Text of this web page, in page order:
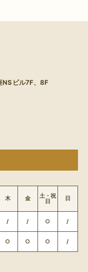
NSビル7F、8F
木 金 土・祝
日 日
/ / ○ /
○ ○ ○ /